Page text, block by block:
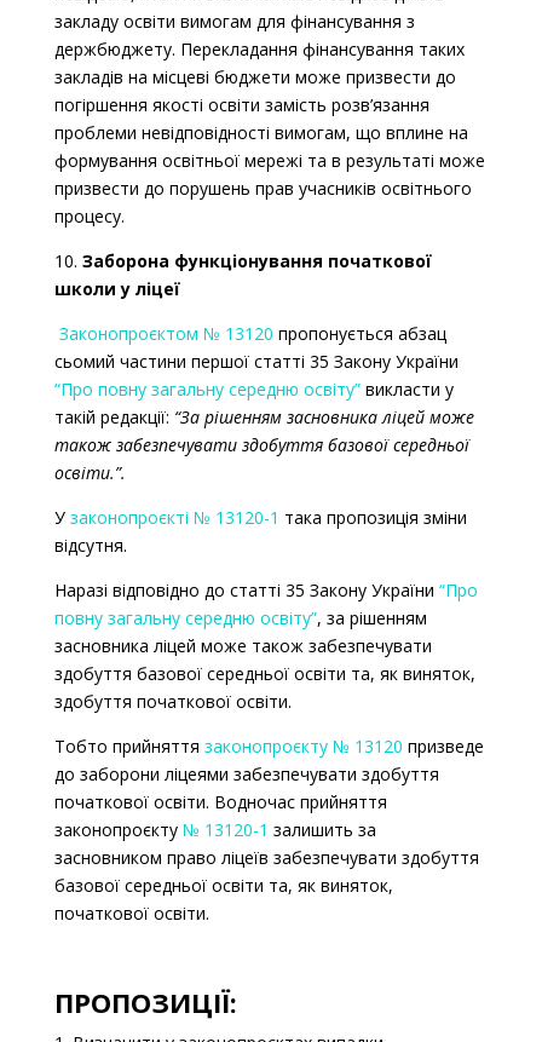
закладу освіти вимогам для фінансування з
держбюджету. Перекладання фінансування таких
закладів на місцеві бюджети може призвести до
погіршення якості освіти замість розв’язання
проблеми невідповідності вимогам, що вплине на
формування освітньої мережі та в результаті може
призвести до порушень прав учасників освітнього
процесу.
10. Заборона функціонування початкової
школи у ліцеї
Законопроєктом № 13120 пропонується абзац
сьомий частини першої статті 35 Закону України
“Про повну загальну середню освіту”викласти у
такій редакції: “За рішенням засновника ліцей може
також забезпечувати здобуття базової середньої
освіти.”.
Узаконопроєкті № 13120-1 така пропозиція зміни
відсутня.
Наразі відповідно до статті 35 Закону України “Про
повну загальну середню освіту”, за рішенням
засновника ліцей може також забезпечувати
здобуття базової середньої освіти та, як виняток,
здобуття початкової освіти.
Тобто прийняття законопроєкту № 13120 призведе
до заборони ліцеями забезпечувати здобуття
початкової освіти. Водночас прийняття
законопроєкту № 13120-1 залишить за
засновником право ліцеїв забезпечувати здобуття
базової середньої освіти та, як виняток,
початкової освіти.
ПРОПОЗИЦІЇ: